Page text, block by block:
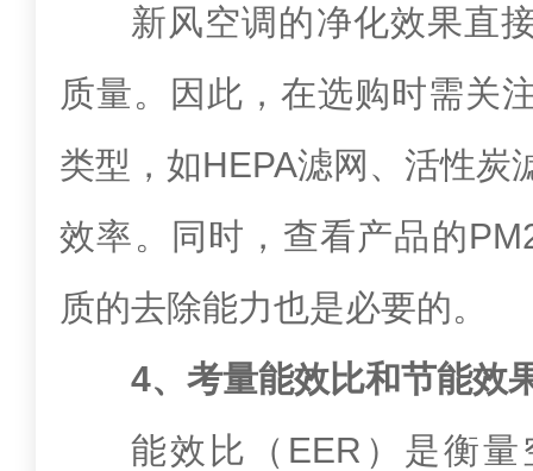
新风空调的净化效果直
质量。因此，在选购时需关
类型，如HEPA滤网、活性炭
效率。同时，查看产品的
质的去除能力也是必要的。
4、考量能效比和节能效
能效比（EER）是衡